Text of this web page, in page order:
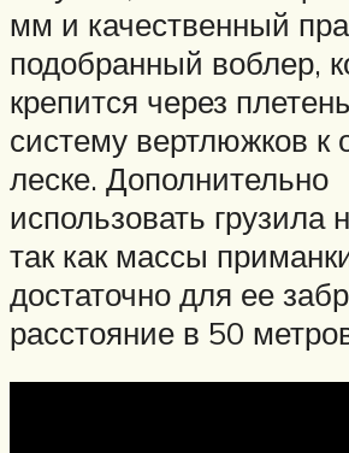
мм и качественный
подобранный воблер,
крепится через
систему вертлюжков к
леске. Дополнительно
использовать грузила
так как массы
достаточно для ее
расстояние в 50